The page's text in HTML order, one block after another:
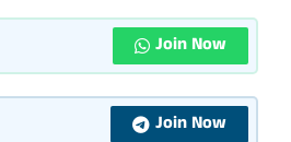
Join Now
Join Now